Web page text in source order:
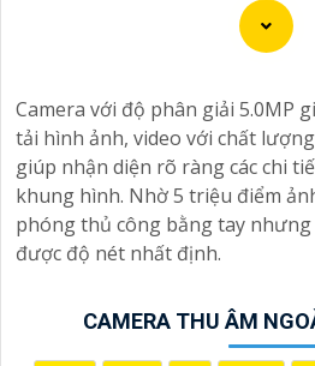
sắc nét. Với công nghệ tiên tiến,
đến khả năng quan sát và nghe
xung quanh. Cảm biến chất
sắc chính xác, đồng thời mic ghi
người dùng thấu hiểu từng chi
động. Sự kết hợp hoàn hảo giữa
cường tính hiệu quả trong việc
sản. Đánh thức mọi giác quan
Camera với độ phân giải 5.0MP
tải hình ảnh, video với chất
giúp nhận diện rõ ràng các chi
khung hình. Nhờ 5 triệu điểm
phóng thủ công bằng tay
được độ nét nhất định.
CAMERA THU ÂM